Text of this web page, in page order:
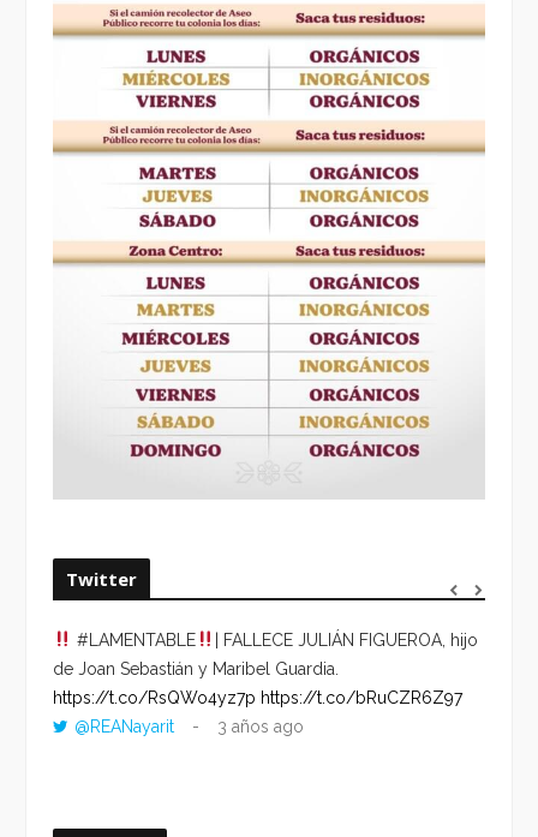
Twitter
#LAMENTABLE
| FALLECE JULIÁN FIGUEROA, hijo
de Joan Sebastián y Maribel Guardia.
https://t.co/RsQWo4yz7p https://t.co/bRuCZR6Z97
@REANayarit
3 años ago